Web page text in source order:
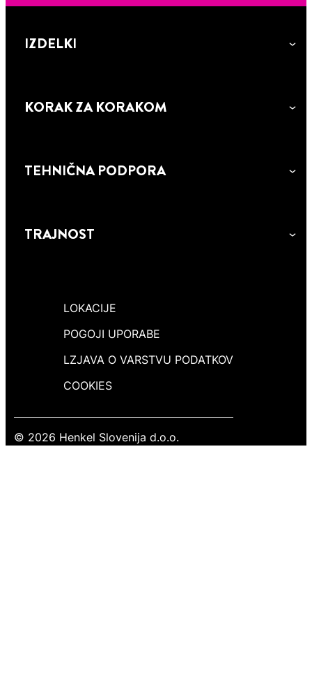
IZDELKI
KORAK ZA KORAKOM
TEHNIČNA PODPORA
TRAJNOST
LOKACIJE
POGOJI UPORABE
LZJAVA O VARSTVU PODATKOV
COOKIES
© 2026 Henkel Slovenija d.o.o.